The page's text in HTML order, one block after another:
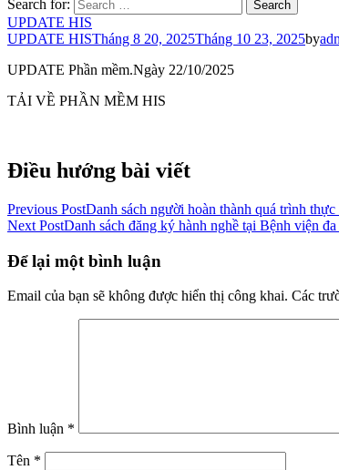
Search for: Search
UPDATE HIS
UPDATE HISTháng 8 20, 2025Tháng 10 23, 2025by
UPDATE Phần mềm.Ngày 22/10/2025
TẢI VỀ PHẦN MỀM HIS
Điều hướng bài viết
Previous PostDanh sách người hoàn thành quá trình
Next PostDanh sách đăng ký hành nghề tại Bệnh viện
Để lại một bình luận
Email của bạn sẽ không được hiển thị công khai. Các
Bình luận *
Tên *